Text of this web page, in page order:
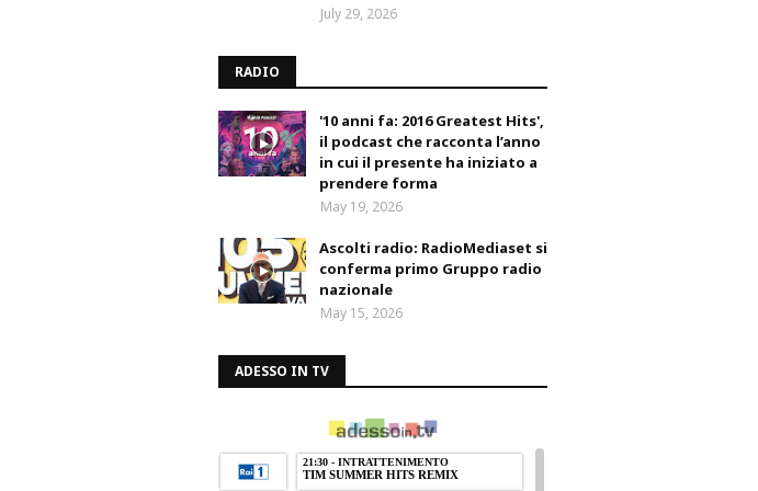
July 29, 2026
RADIO
'10 anni fa: 2016 Greatest Hits',
il podcast che racconta l’anno
in cui il presente ha iniziato a
prendere forma
May 19, 2026
Ascolti radio: RadioMediaset si
conferma primo Gruppo radio
nazionale
May 15, 2026
ADESSO IN TV